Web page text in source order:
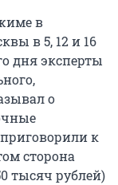
в
в 5, 12 и 16
дня эксперты
о
к
сторона
тысяч рублей)